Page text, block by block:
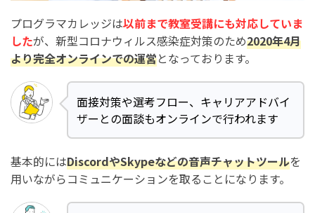
プログラマカレッジは以前まで教室受講にも対応していま
したが、新型コロナウィルス感染症対策のため2020年4月
より完全オンラインでの運営となっております。
面接対策や選考フロー、キャリアアドバイ
ザーとの面談もオンラインで行われます
基本的にはDiscordやSkypeなどの音声チャットツールを
用いながらコミュニケーションを取ることになります。